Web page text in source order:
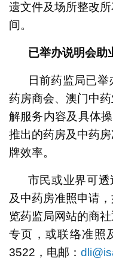
遗文件及场所整改
间。
已举办说明会助
日前药监局已
药房商会、澳门中
解服务内容及具体
推出的药房及中药
牌效率。
市民或业界可透
及中药房准照申请
览药监局网站的商
专页，或联络准照
3522，电邮：